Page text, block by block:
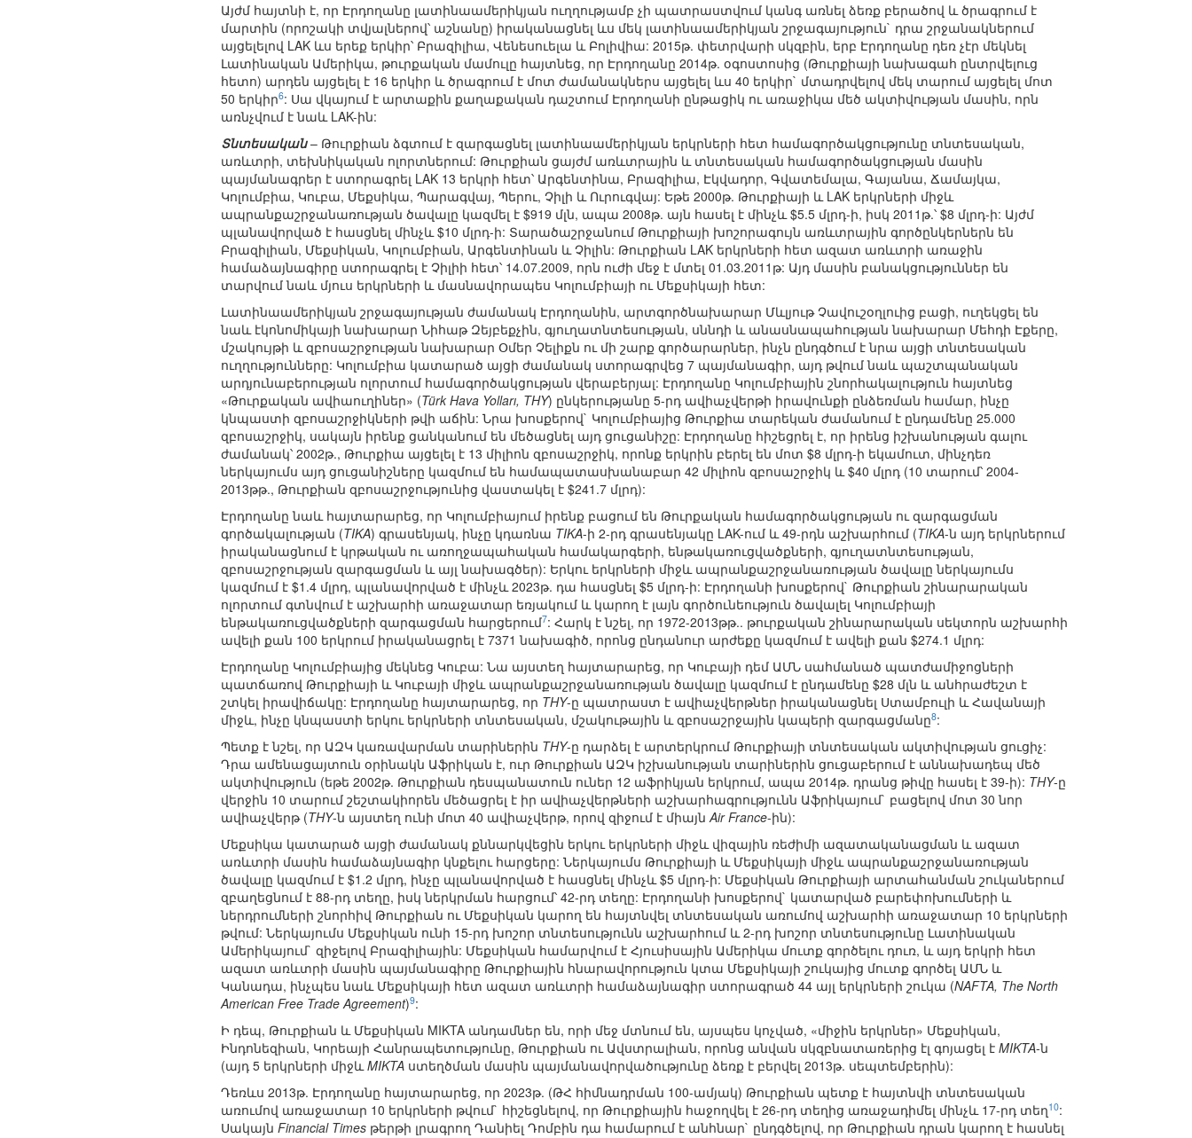
Այժմ հայտնի է, որ Էրդողանը լատինաամերիկյան ուղղությամբ չի պատրաստվում կանգ առնել ձեռք բերածով և ծրագրում է
մարտին (որոշակի տվյալներով՝ աշնանը) իրականացնել ևս մեկ լատինաամերիկյան շրջագայություն` դրա շրջանակներում
այցելելով LAK ևս երեք երկիր՝ Բրազիլիա, Վենեսուելա և Բոլիվիա: 2015թ. փետրվարի սկզբին, երբ Էրդողանը դեռ չէր մեկնել
Լատինական Ամերիկա, թուրքական մամուլը հայտնեց, որ Էրդողանը 2014թ. օգոստոսից (Թուրքիայի նախագահ ընտրվելուց
հետո) արդեն այցելել է 16 երկիր և ծրագրում է մոտ ժամանակներս այցելել ևս 40 երկիր` մտադրվելով մեկ տարում այցելել մոտ
50 երկիր6: Սա վկայում է արտաքին քաղաքական դաշտում Էրդողանի ընթացիկ ու առաջիկա մեծ ակտիվության մասին, որն
առնչվում է նաև LAK-ին:
Տնտեսական– Թուրքիան ձգտում է զարգացնել լատինաամերիկյան երկրների հետ համագործակցությունը տնտեսական,
առևտրի, տեխնիկական ոլորտներում: Թուրքիան ցայժմ առևտրային և տնտեսական համագործակցության մասին
պայմանագրեր է ստորագրել LAK 13 երկրի հետ՝ Արգենտինա, Բրազիլիա, Էկվադոր, Գվատեմալա, Գայանա, Ճամայկա,
Կոլումբիա, Կուբա, Մեքսիկա, Պարագվայ, Պերու, Չիլի և Ուրուգվայ: Եթե 2000թ. Թուրքիայի և LAK երկրների միջև
ապրանքաշրջանառության ծավալը կազմել է $919 մլն, ապա 2008թ. այն հասել է մինչև $5.5 մլրդ-ի, իսկ 2011թ.՝ $8 մլրդ-ի: Այժմ
պլանավորված է հասցնել մինչև $10 մլրդ-ի: Տարածաշրջանում Թուրքիայի խոշորագույն առևտրային գործընկերներն են
Բրազիլիան, Մեքսիկան, Կոլումբիան, Արգենտինան և Չիլին: Թուրքիան LAK երկրների հետ ազատ առևտրի առաջին
համաձայնագիրը ստորագրել է Չիլիի հետ՝ 14.07.2009, որն ուժի մեջ է մտել 01.03.2011թ: Այդ մասին բանակցություններ են
տարվում նաև մյուս երկրների և մասնավորապես Կոլումբիայի ու Մեքսիկայի հետ:
Լատինաամերիկյան շրջագայության ժամանակ Էրդողանին, արտգործնախարար Մևլյութ Չավուշօղլուից բացի, ուղեկցել են
նաև էկոնոմիկայի նախարար Նիհաթ Զեյբեքչին, գյուղատնտեսության, սննդի և անասնապահության նախարար Մեհդի Էքերը,
մշակույթի և զբոսաշրջության նախարար Օմեր Չելիքն ու մի շարք գործարարներ, ինչն ընդգծում է նրա այցի տնտեսական
ուղղությունները: Կոլումբիա կատարած այցի ժամանակ ստորագրվեց 7 պայմանագիր, այդ թվում նաև պաշտպանական
արդյունաբերության ոլորտում համագործակցության վերաբերյալ: Էրդողանը Կոլումբիային շնորհակալություն հայտնեց
«Թուրքական ավիաուղիներ» (Türk Hava Yolları, THY) ընկերությանը 5-րդ ավիաչվերթի իրավունքի ընձեռման համար, ինչը
կնպաստի զբոսաշրջիկների թվի աճին: Նրա խոսքերով` Կոլումբիայից Թուրքիա տարեկան ժամանում է ընդամենը 25.000
զբոսաշրջիկ, սակայն իրենք ցանկանում են մեծացնել այդ ցուցանիշը: Էրդողանը հիշեցրել է, որ իրենց իշխանության գալու
ժամանակ՝ 2002թ., Թուրքիա այցելել է 13 միլիոն զբոսաշրջիկ, որոնք երկրին բերել են մոտ $8 մլրդ-ի եկամուտ, մինչդեռ
ներկայումս այդ ցուցանիշները կազմում են համապատասխանաբար 42 միլիոն զբոսաշրջիկ և $40 մլրդ (10 տարում՝ 2004-
2013թթ., Թուրքիան զբոսաշրջությունից վաստակել է $241.7 մլրդ):
Էրդողանը նաև հայտարարեց, որ Կոլումբիայում իրենք բացում են Թուրքական համագործակցության ու զարգացման
գործակալության (TIKA) գրասենյակ, ինչը կդառնա TIKA-ի 2-րդ գրասենյակը LAK-ում և 49-րդն աշխարհում (TIKA-ն այդ երկրներում
իրականացնում է կրթական ու առողջապահական համակարգերի, ենթակառուցվածքների, գյուղատնտեսության,
զբոսաշրջության զարգացման և այլ նախագծեր): Երկու երկրների միջև ապրանքաշրջանառության ծավալը ներկայումս
կազմում է $1.4 մլրդ, պլանավորված է մինչև 2023թ. դա հասցնել $5 մլրդ-ի: Էրդողանի խոսքերով` Թուրքիան շինարարական
ոլորտում գտնվում է աշխարհի առաջատար եռյակում և կարող է լայն գործունեություն ծավալել Կոլումբիայի
ենթակառուցվածքների զարգացման հարցերում7: Հարկ է նշել, որ 1972-2013թթ.. թուրքական շինարարական սեկտորն աշխարհի
ավելի քան 100 երկրում իրականացրել է 7371 նախագիծ, որոնց ընդանուր արժեքը կազմում է ավելի քան $274.1 մլրդ:
Էրդողանը Կոլումբիայից մեկնեց Կուբա: Նա այստեղ հայտարարեց, որ Կուբայի դեմ ԱՄՆ սահմանած պատժամիջոցների
պատճառով Թուրքիայի և Կուբայի միջև ապրանքաշրջանառության ծավալը կազմում է ընդամենը $28 մլն և անհրաժեշտ է
շտկել իրավիճակը: Էրդողանը հայտարարեց, որ THY-ը պատրաստ է ավիաչվերթներ իրականացնել Ստամբուլի և Հավանայի
միջև, ինչը կնպաստի երկու երկրների տնտեսական, մշակութային և զբոսաշրջային կապերի զարգացմանը8:
Պետք է նշել, որ ԱԶԿ կառավարման տարիներին THY-ը դարձել է արտերկրում Թուրքիայի տնտեսական ակտիվության ցուցիչ:
Դրա ամենացայտուն օրինակն Աֆրիկան է, ուր Թուրքիան ԱԶԿ իշխանության տարիներին ցուցաբերում է աննախադեպ մեծ
ակտիվություն (եթե 2002թ. Թուրքիան դեսպանատուն ուներ 12 աֆրիկյան երկրում, ապա 2014թ. դրանց թիվը հասել է 39-ի): THY-ը
վերջին 10 տարում շեշտակիորեն մեծացրել է իր ավիաչվերթների աշխարհագրությունն Աֆրիկայում` բացելով մոտ 30 նոր
ավիաչվերթ (THY-ն այստեղ ունի մոտ 40 ավիաչվերթ, որով զիջում է միայնAir France-ին):
Մեքսիկա կատարած այցի ժամանակ քննարկվեցին երկու երկրների միջև վիզային ռեժիմի ազատականացման և ազատ
առևտրի մասին համաձայնագիր կնքելու հարցերը: Ներկայումս Թուրքիայի և Մեքսիկայի միջև ապրանքաշրջանառության
ծավալը կազմում է $1.2 մլրդ, ինչը պլանավորված է հասցնել մինչև $5 մլրդ-ի: Մեքսիկան Թուրքիայի արտահանման շուկաներում
զբաղեցնում է 88-րդ տեղը, իսկ ներկրման հարցում՝ 42-րդ տեղը: Էրդողանի խոսքերով` կատարված բարեփոխումների և
ներդրումների շնորհիվ Թուրքիան ու Մեքսիկան կարող են հայտնվել տնտեսական առումով աշխարհի առաջատար 10 երկրների
թվում: Ներկայումս Մեքսիկան ունի 15-րդ խոշոր տնտեսությունն աշխարհում և 2-րդ խոշոր տնտեսությունը Լատինական
Ամերիկայում` զիջելով Բրազիլիային: Մեքսիկան համարվում է Հյուսիսային Ամերիկա մուտք գործելու դուռ, և այդ երկրի հետ
ազատ առևտրի մասին պայմանագիրը Թուրքիային հնարավորություն կտա Մեքսիկայի շուկայից մուտք գործել ԱՄՆ և
Կանադա, ինչպես նաև Մեքսիկայի հետ ազատ առևտրի համաձայնագիր ստորագրած 44 այլ երկրների շուկա (NAFTA, The North
American Free Trade Agreement)9:
Ի դեպ, Թուրքիան և Մեքսիկան MIKTA անդամներ են, որի մեջ մտնում են, այսպես կոչված, «միջին երկրներ» Մեքսիկան,
Ինդոնեզիան, Կորեայի Հանրապետությունը, Թուրքիան ու Ավստրալիան, որոնց անվան սկզբնատառերից էլ գոյացել է MIKTA-ն
(այդ 5 երկրների միջևMIKTA ստեղծման մասին պայմանավորվածությունը ձեռք է բերվել 2013թ. սեպտեմբերին):
Դեռևս 2013թ. Էրդողանը հայտարարեց, որ 2023թ. (ԹՀ հիմնադրման 100-ամյակ) Թուրքիան պետք է հայտնվի տնտեսական
առումով առաջատար 10 երկրների թվում` հիշեցնելով, որ Թուրքիային հաջողվել է 26-րդ տեղից առաջադիմել մինչև 17-րդ տեղ10:
Սակայն Financial Times թերթի լրագրող Դանիել Դոմբին դա համարում է անհնար` ընդգծելով, որ Թուրքիան դրան կարող է հասնել